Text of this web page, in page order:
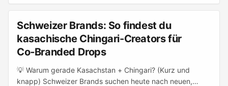
steigende Smartphone‑Verbreitung und Content‑Formate,
die authentische Reaktionen erzeugen. Für
Engagement‑basierte Creator‑Kampagnen (Kommentare,
lokaler Creator‑Mix mehr als reine Reichweite. ...
Schweizer Brands: So findest du
kasachische Chingari-Creators für
Co‑Branded Drops
💡 Warum gerade Kasachstan + Chingari? (Kurz und
knapp) Schweizer Brands suchen heute nach neuen,